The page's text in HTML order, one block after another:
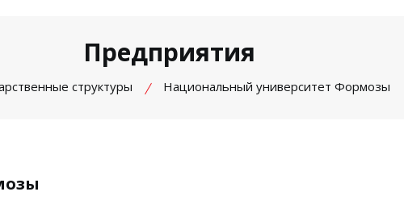
Предприятия
структуры Национальный университет Формозы